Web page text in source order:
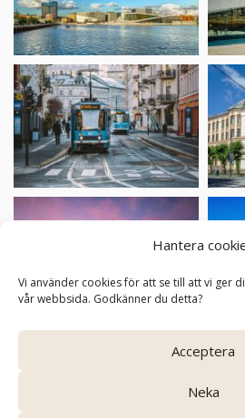
Hantera
Vi använder cookies för att se till att vi ger
vår webbsida. Godkänner du detta?
Acceptera
Neka